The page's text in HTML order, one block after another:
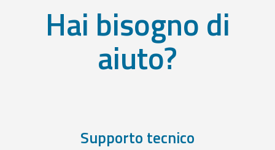
Hai bisogno di
aiuto?
Supporto tecnico